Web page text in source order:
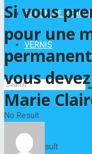
SALON DE
VERNIS
No Result
View All Result
Si vous
pour une
vous
Marie